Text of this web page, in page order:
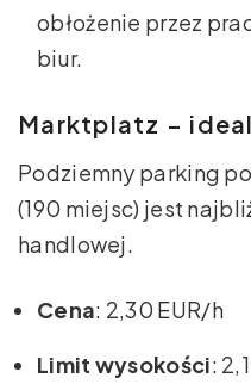
obłożenie przez
biur.
Marktplatz –
Podziemny parking
(190 miejsc) jest
handlowej.
Cena: 2,30 EUR/h
Limit wysokości: